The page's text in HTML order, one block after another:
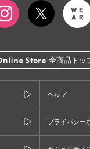
全商品トッ
ヘルプ
プライバシー